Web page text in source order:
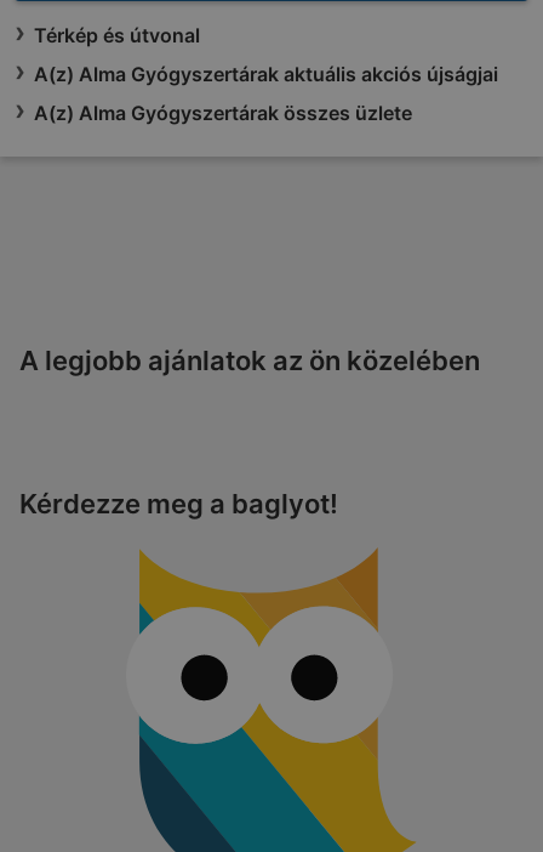
Térkép és útvonal
A(z) Alma Gyógyszertárak aktuális akciós újságjai
A(z) Alma Gyógyszertárak összes üzlete
A legjobb ajánlatok az ön közelében
Kérdezze meg a baglyot!